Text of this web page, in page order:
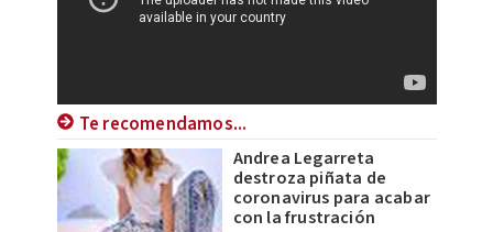
Te recomendamos...
Andrea Legarreta
destroza piñata de
coronavirus para acabar
con la frustración